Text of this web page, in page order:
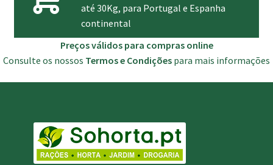
até 30Kg, para Portugal e Espanha
continental
Preços válidos para compras online
Consulte os nossos Termos e Condições para mais informações